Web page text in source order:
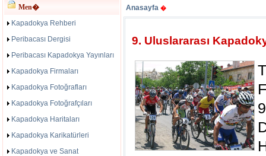
Men�
Kapadokya Rehberi
Peribacası Dergisi
Peribacası Kapadokya Yayınları
Kapadokya Firmaları
Kapadokya Fotoğrafları
Kapadokya Fotoğrafçıları
Kapadokya Haritaları
Kapadokya Karikatürleri
Kapadokya ve Sanat
Anasayfa �
9. Uluslararası